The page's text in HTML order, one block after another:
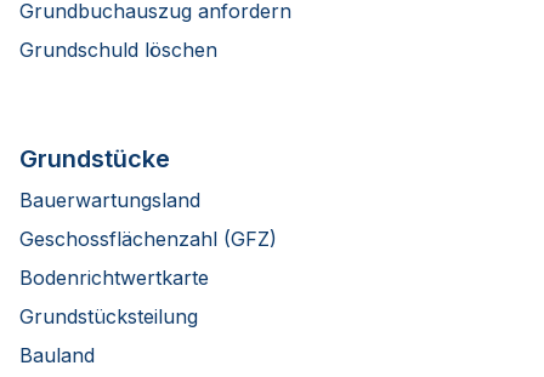
Grundbuchauszug anfordern
Grundschuld löschen
Grundstücke
Bauerwartungsland
Geschossflächenzahl (GFZ)
Bodenrichtwertkarte
Grundstücksteilung
Bauland